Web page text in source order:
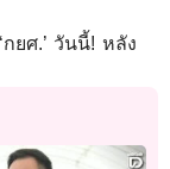
ยศ.’ วันนี้! หลัง